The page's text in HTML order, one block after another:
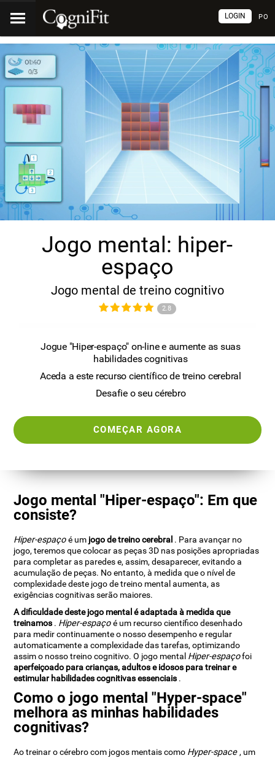
PO
LOGIN
Jogo mental: hiper-
espaço
Jogo mental de treino cognitivo
2.8
Jogue "Hiper-espaço" on-line e aumente as suas
habilidades cognitivas
Aceda a este recurso científico de treino cerebral
Desafie o seu cérebro
COMEÇAR AGORA
Jogo mental "Hiper-espaço": Em que
consiste?
Hiper-espaçoé um jogo de treino cerebral . Para avançar no
jogo, teremos que colocar as peças 3D nas posições apropriadas
para completar as paredes e, assim, desaparecer, evitando a
acumulação de peças. No entanto, à medida que o nível de
complexidade deste jogo de treino mental aumenta, as
exigências cognitivas serão maiores.
A dificuldade deste jogo mental é adaptada à medida que
treinamos . Hiper-espaçoé um recurso científico desenhado
para medir continuamente o nosso desempenho e regular
automaticamente a complexidade das tarefas, optimizando
assim o nosso treino cognitivo. O jogo mental Hiper-espaçofoi
aperfeiçoado para crianças, adultos e idosos para treinar e
estimular habilidades cognitivas essenciais .
Como o jogo mental "Hyper-space"
melhora as minhas habilidades
cognitivas?
Ao treinar o cérebro com jogos mentais como Hyper-space, um